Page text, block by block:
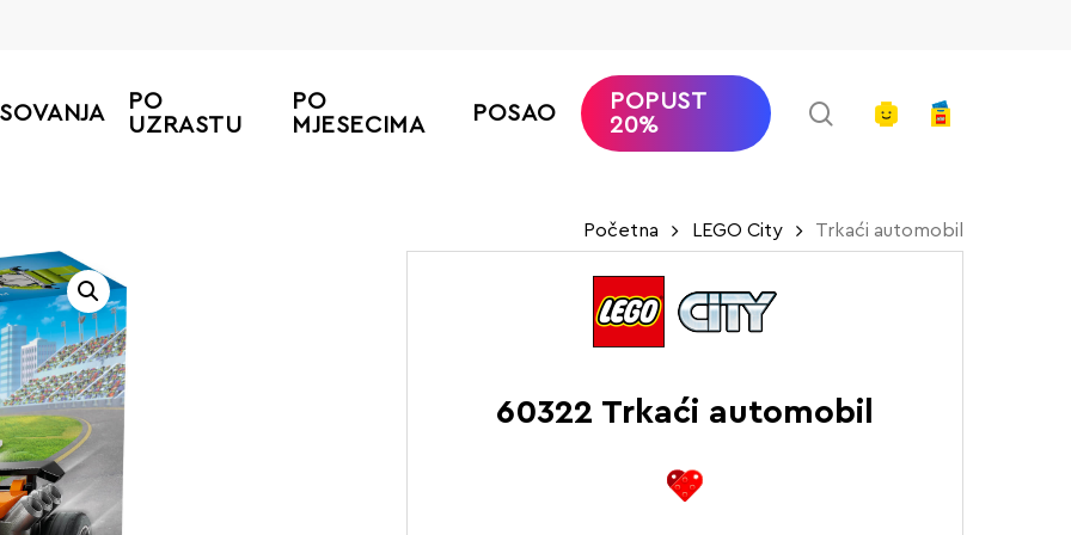
PO
UZRASTU
PO
MJESECIMA
POSAO
POPUST
20%
searchaccount
Početna LEGO City Trkaći automobil
60322 Trkaći automobil